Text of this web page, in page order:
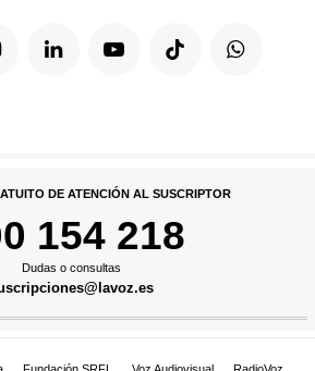
DE ATENCIÓN AL SUSCRIPTOR
154 218
Dudas o consultas